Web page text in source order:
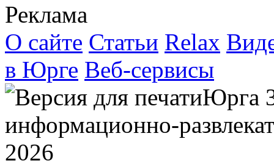
Реклама
О сайте Статьи Relax
в Юрге Веб-сервисы
Юрга
информационно-
2026